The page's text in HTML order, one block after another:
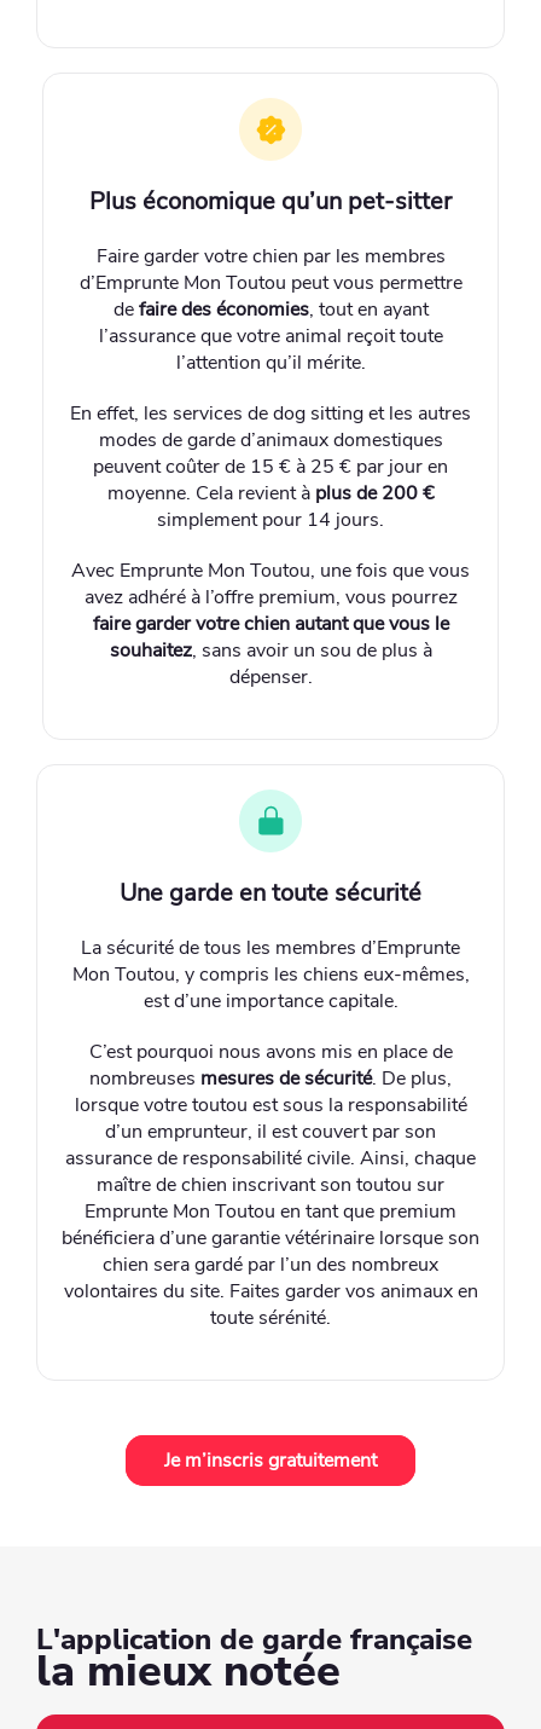
Plus économique qu’un pet-sitter
Faire garder votre chien par les membres
d’Emprunte Mon Toutou peut vous permettre
defaire des économies, tout en ayant
l’assurance que votre animal reçoit toute
l’attention qu’il mérite.
En effet, les services de dog sitting et les autres
modes de garde d’animaux domestiques
peuvent coûter de 15 € à 25 € par jour en
moyenne. Cela revient à plus de 200 €
simplement pour 14 jours.
Avec Emprunte Mon Toutou, une fois que vous
avez adhéré à l’offre premium, vous pourrez
faire garder votre chien autant que vous le
souhaitez, sans avoir un sou de plus à
dépenser.
Une garde en toute sécurité
La sécurité de tous les membres d’Emprunte
Mon Toutou, y compris les chiens eux-mêmes,
est d’une importance capitale.
C’est pourquoi nous avons mis en place de
nombreuses mesures de sécurité. De plus,
lorsque votre toutou est sous la responsabilité
d’un emprunteur, il est couvert par son
assurance de responsabilité civile. Ainsi, chaque
maître de chien inscrivant son toutou sur
Emprunte Mon Toutou en tant que premium
bénéficiera d’une garantie vétérinaire lorsque son
chien sera gardé par l’un des nombreux
volontaires du site. Faites garder vos animaux en
toute sérénité.
Je m’inscris gratuitement
L'application de garde française
la mieux notée